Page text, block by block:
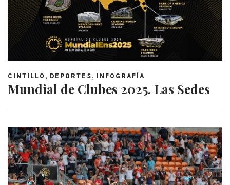
CINTILLO , DEPORTES , INFOGRAFÍA
Mundial de Clubes 2025. Las Sedes